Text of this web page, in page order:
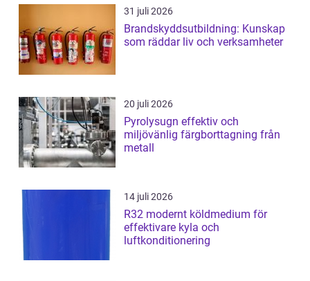
31 juli 2026
Brandskyddsutbildning: Kunskap
som räddar liv och verksamheter
20 juli 2026
Pyrolysugn effektiv och
miljövänlig färgborttagning från
metall
14 juli 2026
R32 modernt köldmedium för
effektivare kyla och
luftkonditionering